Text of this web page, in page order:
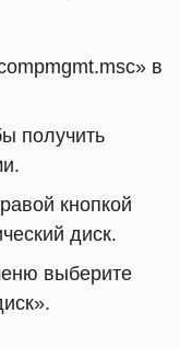
в
получить
кнопкой
диск.
выберите